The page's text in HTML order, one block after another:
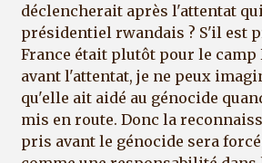
déclencherait après l'attentat
présidentiel rwandais ? S'il est
France était plutôt pour le camp
avant l'attentat, je ne peux
qu'elle ait aidé au génocide
mis en route. Donc la
pris avant le génocide sera